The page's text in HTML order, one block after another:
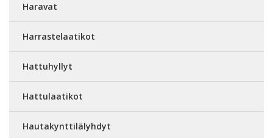
Haravat
Harrastelaatikot
Hattuhyllyt
Hattulaatikot
Hautakynttilälyhdyt